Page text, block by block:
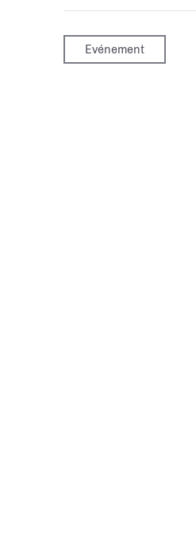
Evénement